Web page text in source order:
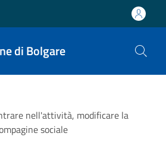
di Bolgare
nell'attività, modificare la
sociale